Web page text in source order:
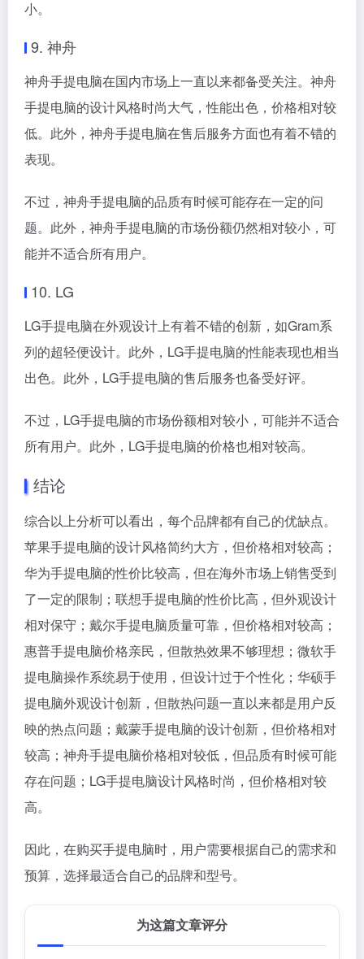
小。
9. 神舟
神舟手提电脑在国内市场上一直以来都备受关注。神舟
手提电脑的设计风格时尚大气，性能出色，价格相对较
低。此外，神舟手提电脑在售后服务方面也有着不错的
表现。
不过，神舟手提电脑的品质有时候可能存在一定的问
题。此外，神舟手提电脑的市场份额仍然相对较小，可
能并不适合所有用户。
10. LG
LG手提电脑在外观设计上有着不错的创新，如Gram系
列的超轻便设计。此外，LG手提电脑的性能表现也相当
出色。此外，LG手提电脑的售后服务也备受好评。
不过，LG手提电脑的市场份额相对较小，可能并不适合
所有用户。此外，LG手提电脑的价格也相对较高。
结论
综合以上分析可以看出，每个品牌都有自己的优缺点。
苹果手提电脑的设计风格简约大方，但价格相对较高；
华为手提电脑的性价比较高，但在海外市场上销售受到
了一定的限制；联想手提电脑的性价比高，但外观设计
相对保守；戴尔手提电脑质量可靠，但价格相对较高；
惠普手提电脑价格亲民，但散热效果不够理想；微软手
提电脑操作系统易于使用，但设计过于个性化；华硕手
提电脑外观设计创新，但散热问题一直以来都是用户反
映的热点问题；戴蒙手提电脑的设计创新，但价格相对
较高；神舟手提电脑价格相对较低，但品质有时候可能
存在问题；LG手提电脑设计风格时尚，但价格相对较
高。
因此，在购买手提电脑时，用户需要根据自己的需求和
预算，选择最适合自己的品牌和型号。
为这篇文章评分